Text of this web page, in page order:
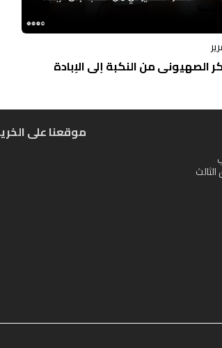
الصهيوني من النكبة إلى الإبادة
موقعنا على